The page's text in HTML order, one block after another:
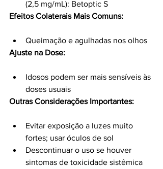
(2,5 mg/mL): Betoptic S
Efeitos Colaterais Mais Comuns:
Queimação e agulhadas nos olhos
Ajuste na Dose:
Idosos podem ser mais sensíveis às
doses usuais
Outras Considerações Importantes:
Evitar exposição a luzes muito
fortes; usar óculos de sol
Descontinuar o uso se houver
sintomas de toxicidade sistêmica